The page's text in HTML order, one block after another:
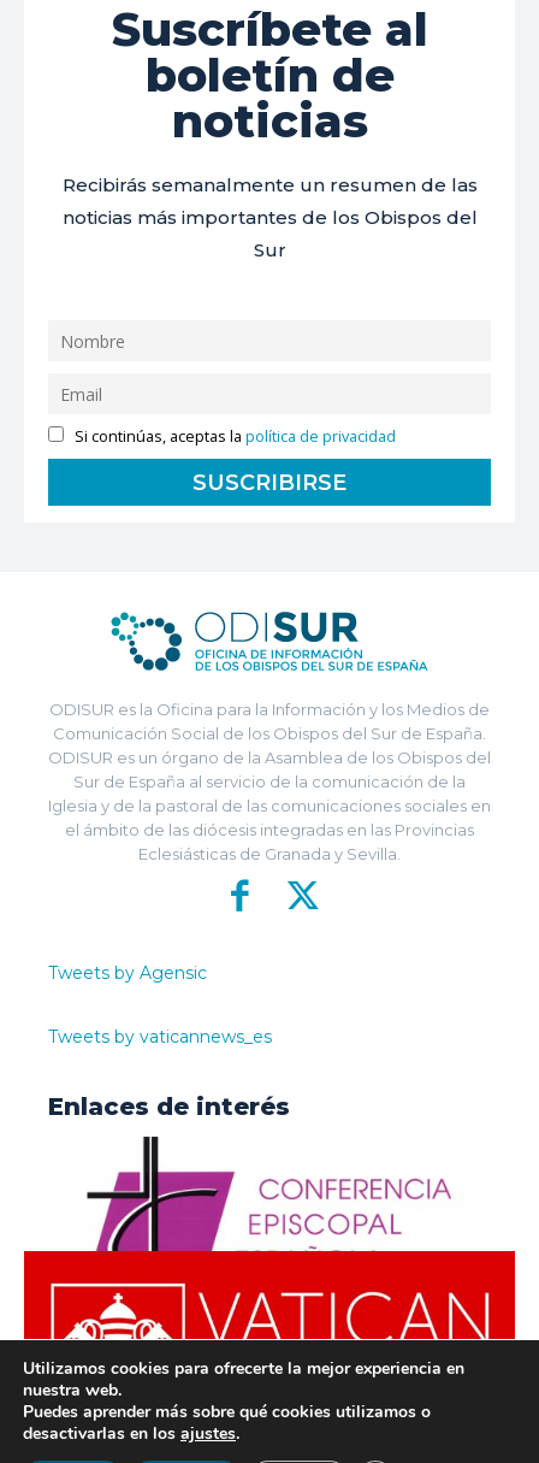
Suscríbete al
boletín de
noticias
Recibirás semanalmente un resumen de las
noticias más importantes de los Obispos del
Sur
Si continúas, aceptas lapolítica de privacidad
ODISUR es la Oficina para la Información y los Medios de
Comunicación Social de los Obispos del Sur de España.
ODISUR es un órgano de la Asamblea de los Obispos del
Sur de España al servicio de la comunicación de la
Iglesia y de la pastoral de las comunicaciones sociales en
el ámbito de las diócesis integradas en las Provincias
Eclesiásticas de Granada y Sevilla.
Tweets by Agensic
Tweets by vaticannews_es
Enlaces de interés
Utilizamos cookies para ofrecerte la mejor experiencia en
nuestra web.
Puedes aprender más sobre qué cookies utilizamos o
desactivarlas en los ajustes.